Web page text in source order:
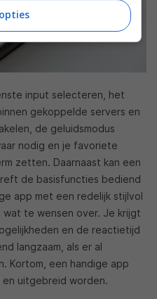
input selecteren, het
gekoppelde servers en
de geluidsmodus
nodig en je favoriete
zetten. Daarnaast kan een
de basisfuncties bediend
app met een redelijk stijlvol
wat te wensen over. Je krijgt
en de reactietijd
langzaam, als er al
Kortom, een handige app
uitgebreid worden.